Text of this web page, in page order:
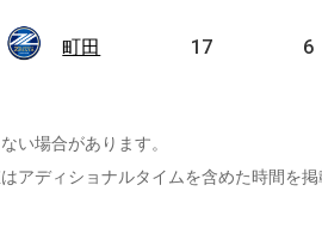
町田 17 6
町田
い場合があります。
アディショナルタイムを含めた時間を